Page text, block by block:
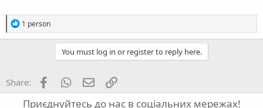
R
e
a
o
n
1 person
You must log in or register to reply here.
Share: FacebookWhatsApp
Email
Приєднуйтесь до нас в соціальних мережах!